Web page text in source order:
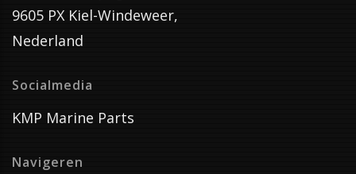
9605 PX Kiel-Windeweer,
Nederland
Socialmedia
KMP Marine Parts
Navigeren